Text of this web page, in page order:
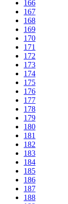
166
167
168
169
170
171
172
173
174
175
176
177
178
179
180
181
182
183
184
185
186
187
188